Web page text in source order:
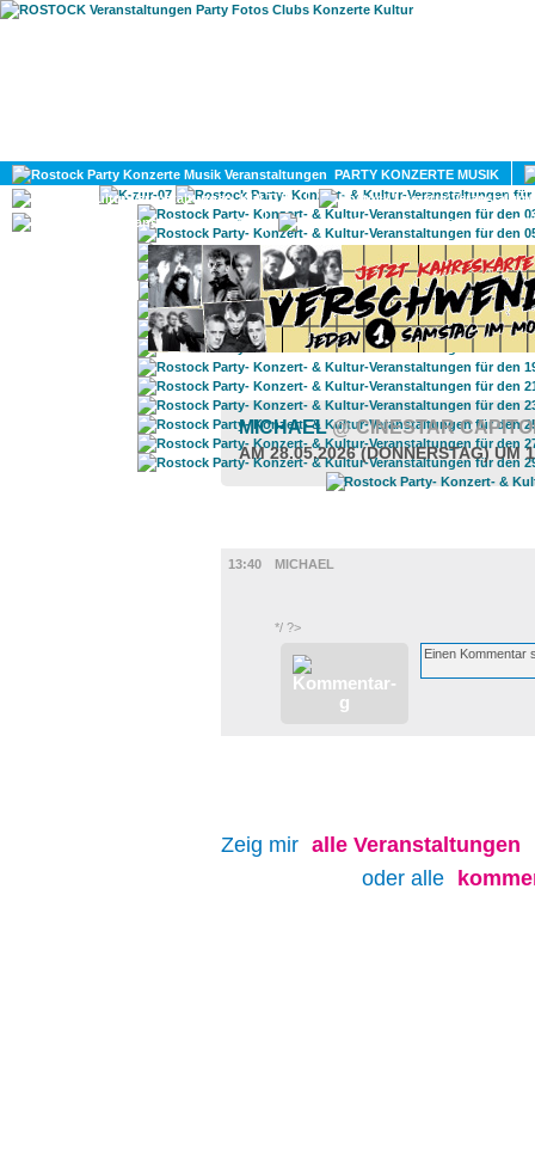
PARTY KONZERTE MUSIK
KULTUR
GAY
MICHAEL@ CINESTAR
AM 28.05.2026 (DONNERSTAG) UM
13:40
MICHAEL
*/ ?>
Zeig mir alle Veranstaltungen
oder alle